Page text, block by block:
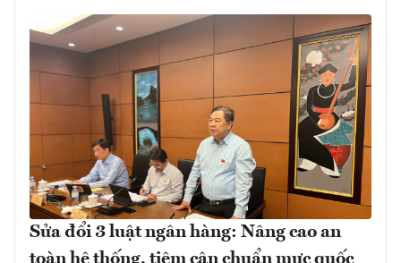
Sửa đổi 3 luật ngân hàng: Nâng cao an